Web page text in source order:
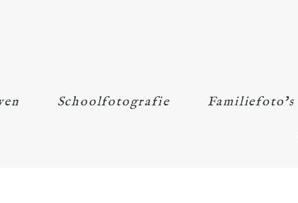
Schoolfotografie Familiefoto’s